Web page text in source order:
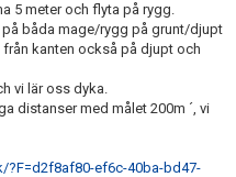
5 meter och flyta på rygg.
på båda mage/rygg på grunt/djupt
kanten också på djupt och
vi lär oss dyka.
distanser med målet 200m ´, vi
ef6c-40ba-bd47-